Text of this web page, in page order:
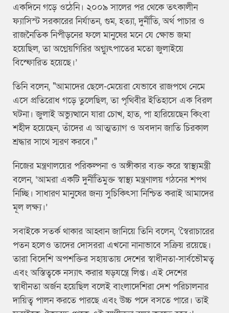
একদিনে গড়ে ওঠেনি। ২০০৯ সালের পর থেকে তৎকালীন
ফ্যাসিস্ট সরকারের নির্যাতন, গুম, হত্যা, দুর্নীতি, অর্থ পাচার ও
রাজনৈতিক নিপীড়নের ফলে মানুষের মনে যে ক্ষোভ জমা
হয়েছিল, তা অগ্নেয়গিরির অগ্ন্যুৎপাতের মতো জুলাইয়ে
বিস্ফোরিত হয়েছে।’
তিনি বলেন, "আমাদের ছেলে-মেয়েরা যেভাবে রাজপথে নেমে
এসে প্রতিরোধ গড়ে তুলেছিল, তা পৃথিবীর ইতিহাসে এক বিরল
ঘটনা। জুলাই অভ্যুত্থানে যারা চোখ, হাত, পা হারিয়েছেন কিংবা
শহীদ হয়েছেন, তাঁদের এ আত্মত্যাগ ও অবদান জাতি চিরকাল
শ্রদ্ধার সাথে স্মরণ করবে।"
নিজের মন্ত্রণালয়ের পরিকল্পনা ও অঙ্গীকার ব্যক্ত করে স্বাস্থ্যমন্ত্রী
বলেন, ‘আমরা একটি দুর্নীতিমুক্ত স্বাস্থ্য মন্ত্রণালয় গঠনের শপথ
নিচ্ছি। সাধারণ মানুষের জন্য সুচিকিৎসা নিশ্চিত করাই আমাদের
মূল লক্ষ্য।’
সবাইকে সতর্ক থাকার আহ্বান জানিয়ে তিনি বলেন, ‘স্বৈরাচারের
পতন হলেও তাদের দোসররা এখনো নানাভাবে সক্রিয় রয়েছে।
তারা বিদেশি অপশক্তির সহায়তায় দেশের স্বাধীনতা-সার্বভৌমত্ব
এবং অস্তিত্বকে নস্যাৎ করার ষড়যন্ত্রে লিপ্ত। এই দেশের
স্বাধীনতা অর্জন হয়েছিল বলেই বাংলাদেশিরা দেশ পরিচালনার
দায়িত্ব পালন করতে পারছে এবং উচ্চ পদে বসতে পারে। তাই